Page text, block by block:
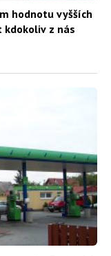
hodnotu vyšších
z nás